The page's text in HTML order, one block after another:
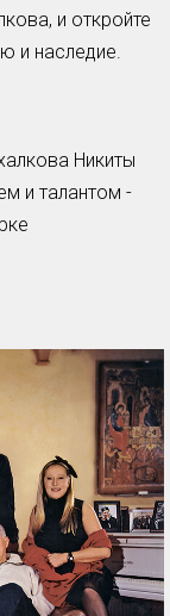
и откройте
и наследие.
Никиты
и талантом -